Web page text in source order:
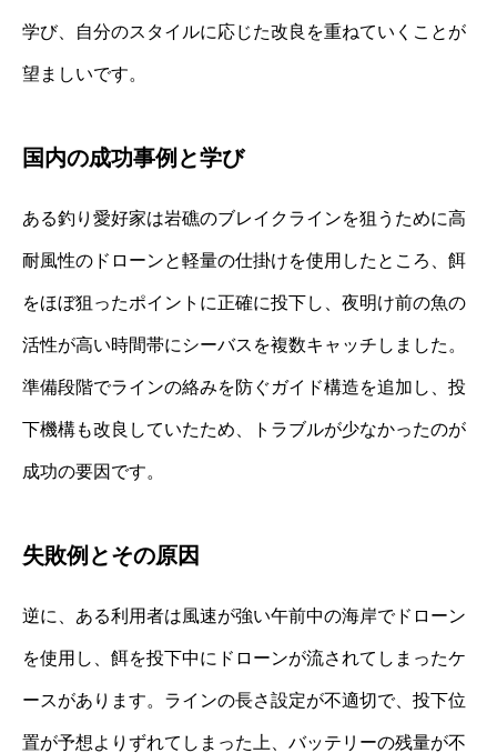
学び、自分のスタイルに応じた改良を重ねていくことが
望ましいです。
国内の成功事例と学び
ある釣り愛好家は岩礁のブレイクラインを狙うために高
耐風性のドローンと軽量の仕掛けを使用したところ、餌
をほぼ狙ったポイントに正確に投下し、夜明け前の魚の
活性が高い時間帯にシーバスを複数キャッチしました。
準備段階でラインの絡みを防ぐガイド構造を追加し、投
下機構も改良していたため、トラブルが少なかったのが
成功の要因です。
失敗例とその原因
逆に、ある利用者は風速が強い午前中の海岸でドローン
を使用し、餌を投下中にドローンが流されてしまったケ
ースがあります。ラインの長さ設定が不適切で、投下位
置が予想よりずれてしまった上、バッテリーの残量が不